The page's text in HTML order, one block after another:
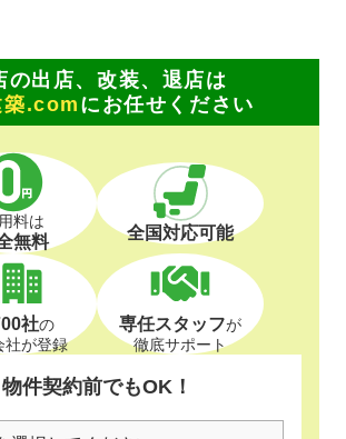
の出店、改装、退店は
築.comにお任せください
料は
無料 全国対応可能
社の
社が登録
専任スタッフが
徹底サポート
物件契約前でもOK！